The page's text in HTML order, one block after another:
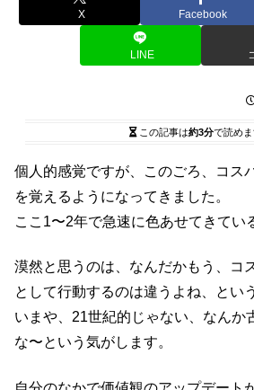
X Facebook
LINE
この記事は約3分で読めま
個人的感覚ですが、このごろ、コス
を覚えるようになってきました。
ここ1〜2年で急速に色あせてきてい
漠然と思うのは、なんだかもう、コ
として行動するのは違うよね、とい
いまや、21世紀的じゃない、なんか
な〜という気がします。